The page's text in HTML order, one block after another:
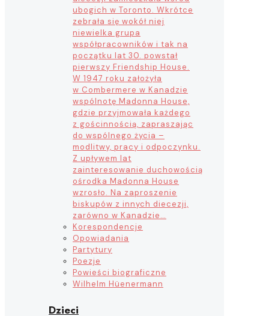
ubogich w Toronto. Wkrótce
zebrała się wokół niej
niewielka grupa
współpracowników i tak na
początku lat 30. powstał
pierwszy Friendship House.
W 1947 roku założyła
w Combermere w Kanadzie
wspólnotę Madonna House,
gdzie przyjmowała każdego
z gościnnością, zapraszając
do wspólnego życia –
modlitwy, pracy i odpoczynku.
Z upływem lat
zainteresowanie duchowością
ośrodka Madonna House
wzrosło. Na zaproszenie
biskupów z innych diecezji,
zarówno w Kanadzie…
Korespondencje
Opowiadania
Partytury
Poezje
Powieści biograficzne
Wilhelm Hüenermann
Dzieci